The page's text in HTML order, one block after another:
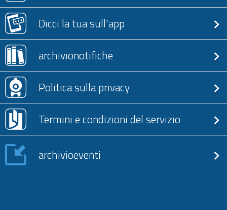
Dicci la tua sull'app
archivionotifiche
Politica sulla privacy
Termini e condizioni del servizio
archivioeventi